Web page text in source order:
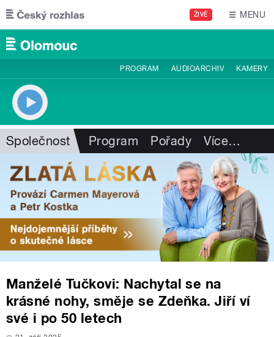
Přejít k hlavnímu obsahu
ŽIVĚ MENU
PROGRAM AUDIOARCHIV KAMERY
Společnost Program Pořady Více…
Manželé Tučkovi: Nachytal se na
krásné nohy, směje se Zdeňka. Jiří ví
své i po 50 letech